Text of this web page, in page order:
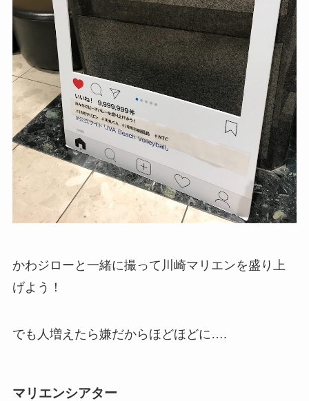
かわジローと一緒に撮って川崎マリエンを盛り上
げよう！
でも人増えたら嫌だからほどほどに….
マリエンシアター